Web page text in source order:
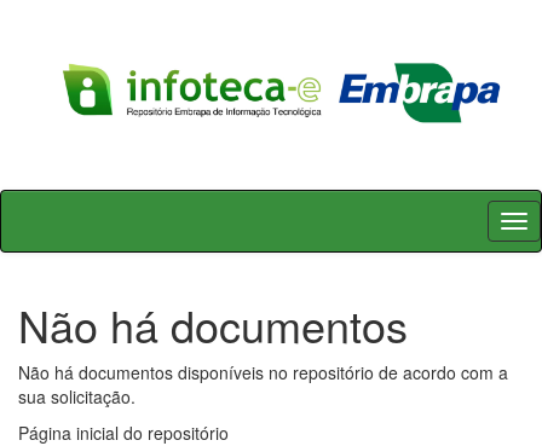
Skip
Não há documentos
Não há documentos disponíveis no repositório de acordo com a
sua solicitação.
Página inicial do repositório